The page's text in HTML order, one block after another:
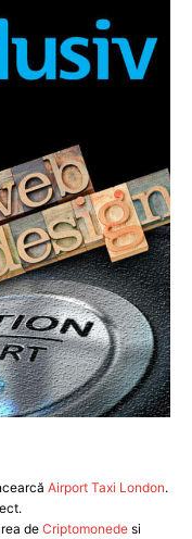
Airport Taxi London.
de Criptomonedesi